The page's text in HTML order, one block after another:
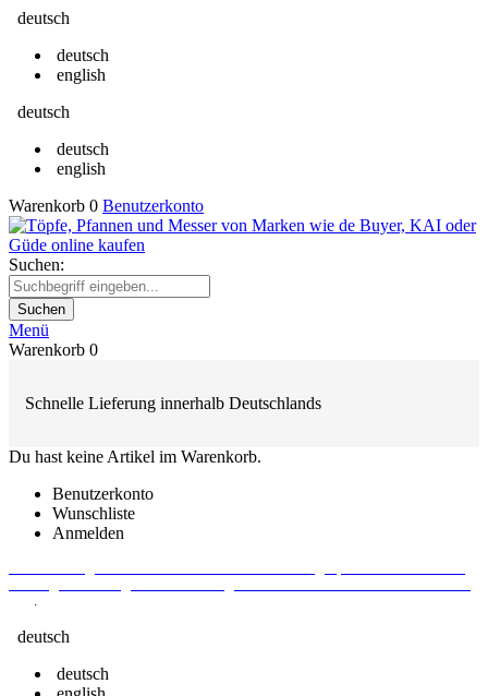
deutsch
deutsch
english
deutsch
deutsch
english
Warenkorb 0 Benutzerkonto
Suchen:
Suchen
Menü
Warenkorb 0
Schnelle Lieferung innerhalb Deutschlands
Du hast keine Artikel im Warenkorb.
Benutzerkonto
Wunschliste
Anmelden
.
deutsch
deutsch